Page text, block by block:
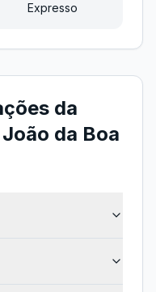
Expresso
da
da Boa